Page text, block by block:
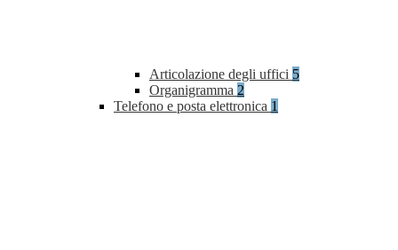
Articolazione degli uffici 5
Organigramma 2
Telefono e posta elettronica 1